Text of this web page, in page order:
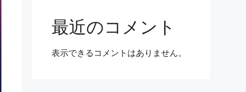
最近のコメント
表示できるコメントはありません。